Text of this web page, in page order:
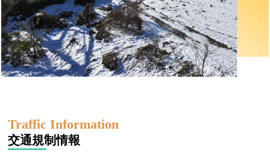
交通規制情報